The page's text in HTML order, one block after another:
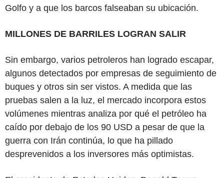
Golfo y a que los barcos falseaban su ubicación.
MILLONES DE BARRILES LOGRAN SALIR
Sin embargo, varios petroleros han logrado escapar,
algunos detectados por empresas de seguimiento de
buques y otros sin ser vistos. A medida que las
pruebas salen a la luz, el mercado incorpora estos
volúmenes mientras analiza por qué el petróleo ha
caído por debajo de los 90 USD a pesar de que la
guerra con Irán continúa, lo que ha pillado
desprevenidos a los inversores más optimistas.